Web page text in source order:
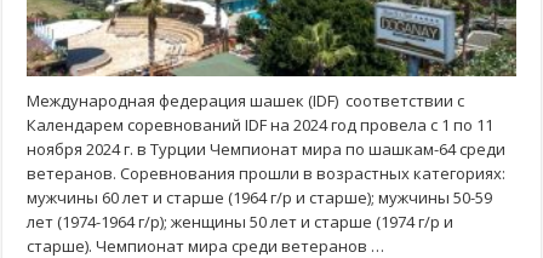
Международная федерация шашек (IDF) соответствии с
Календарем соревнований IDF на 2024 год провела с 1 по 11
ноября 2024 г. в Турции Чемпионат мира по шашкам-64 среди
ветеранов. Соревнования прошли в возрастных категориях:
мужчины 60 лет и старше (1964 г/р и старше); мужчины 50-59
лет (1974-1964 г/р); женщины 50 лет и старше (1974 г/р и
старше). Чемпионат мира среди ветеранов …